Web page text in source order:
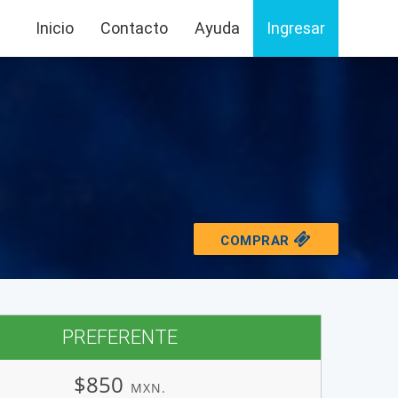
Inicio Contacto Ayuda Ingresar
COMPRAR
PREFERENTE
$850 MXN.